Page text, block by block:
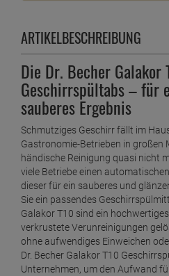
ARTIKELBESCHREIBUNG
Die Dr. Becher Galakor
Geschirrspültabs – für
sauberes Ergebnis
Schmutziges Geschirr fällt im
Gastronomie-Betrieben in großen
händische Reinigung quasi nicht
viele Betriebe einen
dieser für ein sauberes und
Sie ein passendes
Galakor T10 sind ein
verkrustete Verunreinigungen
ohne aufwendiges Einweichen
Dr. Becher Galakor T10
Unternehmen, um den Aufwand